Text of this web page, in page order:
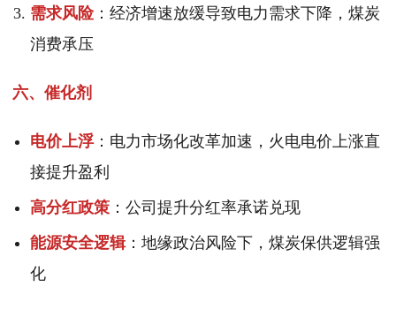
需求风险：经济增速放缓导致电力需求下降，煤炭
消费承压
六、催化剂
电价上浮：电力市场化改革加速，火电电价上涨直
接提升盈利
高分红政策 ：公司提升分红率承诺兑现
能源安全逻辑：地缘政治风险下，煤炭保供逻辑强
化